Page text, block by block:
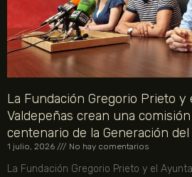
La Fundación Gregorio Prieto
Valdepeñas crean una
centenario de la Generación del
1 julio, 2026 No hay comentarios
La Fundación Gregorio Prieto y el